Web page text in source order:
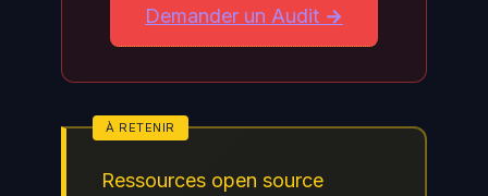
Demander un Audit →
Ressources open source